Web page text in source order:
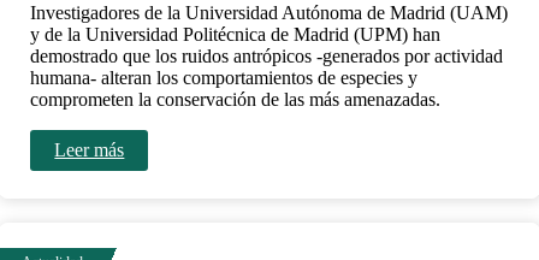
Investigadores de la Universidad Autónoma de Madrid (UAM)
y de la Universidad Politécnica de Madrid (UPM) han
demostrado que los ruidos antrópicos -generados por actividad
humana- alteran los comportamientos de especies y
comprometen la conservación de las más amenazadas.
Leer más